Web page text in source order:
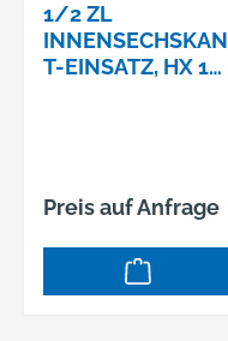
1/2 ZL
INNENSECHSKAN
T-EINSATZ, HX 14
Preis auf Anfrage